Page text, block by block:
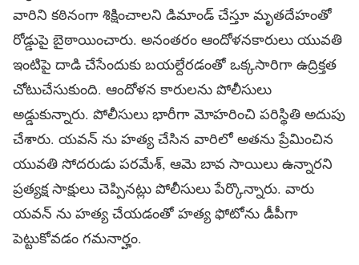
వారిని కఠినంగా శిక్షించాలని డిమాండ్‌ చేస్తూ మృతదేహంతో
రోడ్డుపై బైఠాయించారు. అనంతరం ఆందోళనకారులు యువతి
ఇంటిపై దాడి చేసేందుకు బయల్దేరడంతో ఒక్కసారిగా ఉద్రిక్తత
చోటుచేసుకుంది. ఆందోళన కారులను పోలీసులు
అడ్డుకున్నారు. పోలీసులు భారీగా మోహరించి పరిస్థితి అదుపు
చేశారు. యవన్ ను హత్య చేసిన వారిలో అతను ప్రేమించిన
యువతి సోదరుడు పరమేశ్​, ఆమె బావ సాయిలు ఉన్నారని
ప్రత్యక్ష సాక్షులు చెప్పినట్లు పోలీసులు పేర్కొన్నారు. వారు
యవన్ ను హత్య చేయడంతో హత్య ఫోటోను డీపీగా
పెట్టుకోవడం గమనార్హం.